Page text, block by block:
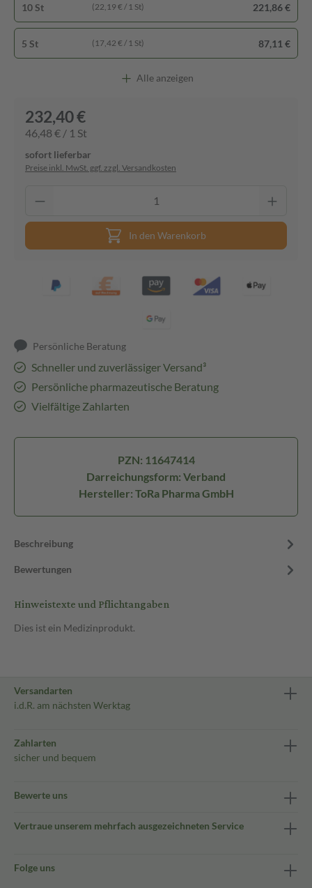
10 St (22,19 € / 1 St) 221,86 €
5 St (17,42 € / 1 St) 87,11 €
Alle anzeigen
232,40 €
46,48 € / 1 St
sofort lieferbar
Preise inkl. MwSt. ggf. zzgl. Versandkosten
In den Warenkorb
Persönliche Beratung
Schneller und zuverlässiger Versand³
Persönliche pharmazeutische Beratung
Vielfältige Zahlarten
PZN: 11647414
Darreichungsform: Verband
Hersteller: ToRa Pharma GmbH
Beschreibung
Bewertungen
Hinweistexte und Pflichtangaben
Dies ist ein Medizinprodukt.
Versandarten
i.d.R. am nächsten Werktag
Zahlarten
sicher und bequem
Bewerte uns
Vertraue unserem mehrfach ausgezeichneten Service
Folge uns